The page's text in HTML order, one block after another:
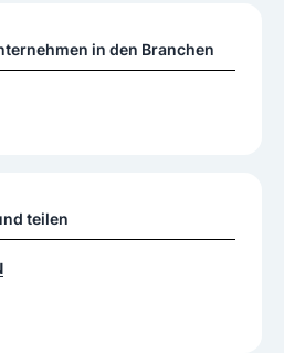
in den Branchen
teilen